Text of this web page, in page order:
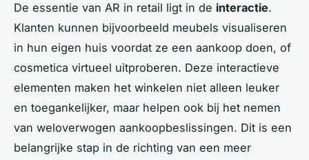
De essentie van AR in retail ligt in de interactie.
Klanten kunnen bijvoorbeeld meubels visualiseren
in hun eigen huis voordat ze een aankoop doen, of
cosmetica virtueel uitproberen. Deze interactieve
elementen maken het winkelen niet alleen leuker
en toegankelijker, maar helpen ook bij het nemen
van weloverwogen aankoopbeslissingen. Dit is een
belangrijke stap in de richting van een meer